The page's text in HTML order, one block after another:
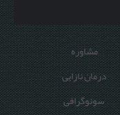
مشاوره
درمان نازایی
سونوگرافی